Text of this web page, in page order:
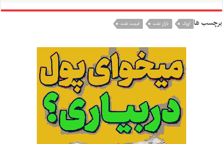
برچسب ها اوپک بازار نفت قیمت نفت